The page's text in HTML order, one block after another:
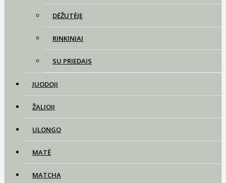
DĖŽUTĖJE
RINKINIAI
SU PRIEDAIS
JUODOJI
ŽALIOJI
ULONGO
MATĖ
MATCHA